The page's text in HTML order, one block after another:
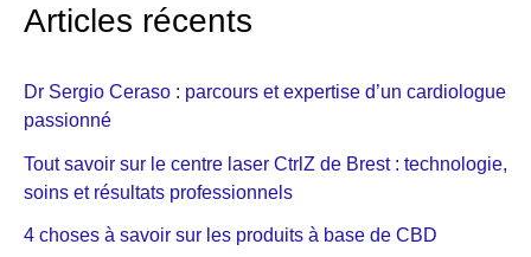
Articles récents
Dr Sergio Ceraso : parcours et expertise d’un cardiologue
passionné
Tout savoir sur le centre laser CtrlZ de Brest : technologie,
soins et résultats professionnels
4 choses à savoir sur les produits à base de CBD